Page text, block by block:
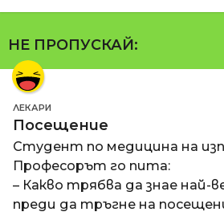
НЕ ПРОПУСКАЙ:
ЛЕКАРИ
Посещение
Студент по медицина на
Професорът го пита:
– Какво трябва да знае най-
преди да тръгне на